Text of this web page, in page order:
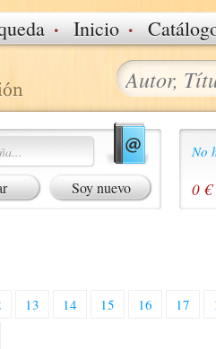
· Inicio ·
Soy nuevo
No
0 €
13 14 15 16 17